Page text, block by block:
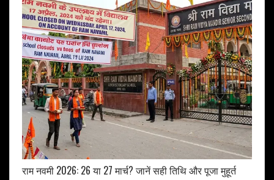
राम नवमी 2026: 26 या 27 मार्च? जानें सही तिथि और पूजा मुहूर्त